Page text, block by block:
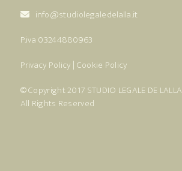
info@studiolegaledelalla.it
P.iva 03244880963
Privacy Policy | Cookie Policy
© Copyright 2017 STUDIO LEGALE DE LALLA
All Rights Reserved